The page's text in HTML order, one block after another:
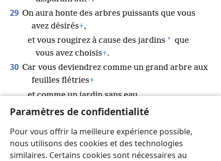
Paramètres de confidentialité
Pour vous offrir la meilleure expérience possible,
nous utilisons des cookies et des technologies
similaires. Certains cookies sont nécessaires au
29 On aura honte des arbres puissants que vous
avez désirés+,
et vous rougirez à cause des jardins * que
vous avez choisis+.
30 Car vous deviendrez comme un grand arbre aux
feuilles flétries+
et comme un jardin sans eau.
31 L’homme fort deviendra de l’étoupe
les deux flamberont ensemble,
sans personne pour éteindre le feu. »